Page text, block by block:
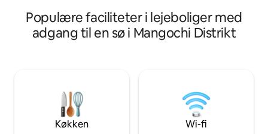
hyggeligt sted at slappe af efter en dag
med eventyr.
rådighed, hvis du
"Kalibu" betyder
Populære faciliteter i lejeboliger med
adgang til en sø i Mangochi Distrikt
Køkken Wi-fi